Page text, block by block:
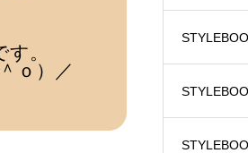
。
ｏ）／